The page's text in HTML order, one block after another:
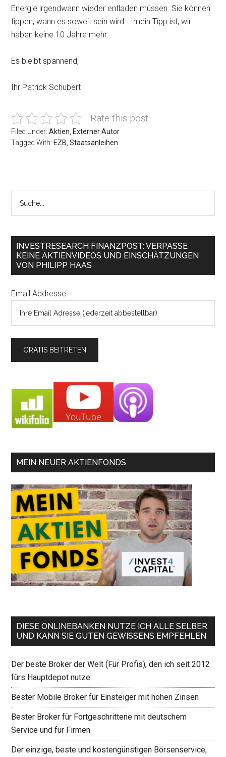
Energie irgendwann wieder entladen müssen. Sie können
tippen, wann es soweit sein wird – mein Tipp ist, wir
haben keine 10 Jahre mehr.
Es bleibt spannend,
Ihr Patrick Schubert
Rate this post
Filed Under:Aktien Externer Autor
Tagged With: EZB ,Staatsanleihen
INVESTRESEARCH FINANZPOST: VERPASSE
KEINE AKTIENVIDEOS UND EINSCHÄTZUNGEN
VON PHILIPP HAAS
Email Addresse:
MEIN NEUER AKTIENFONDS
DIESE ONLINEBANKEN NUTZE ICH ALLE SELBER
UND KANN SIE GUTEN GEWISSENS EMPFEHLEN
Der beste Broker der Welt (Für Profis), den ich seit 2012
fürs Hauptdepot nutze
Bester Mobile Broker für Einsteiger mit hohen Zinsen
Bester Broker für Fortgeschrittene mit deutschem
Service und für Firmen
Der einzige, beste und kostengünstigen Börsenservice,